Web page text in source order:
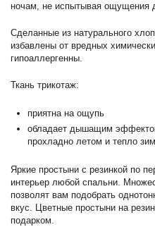
ночам, не испытывая ощущения
Сделанные из натурального
избавлены от вредных
гипоаллергенны.
Ткань трикотаж:
приятна на ощупь
обладает дышащим
прохладно летом и тепло
Яркие простыни с резинкой по
интерьер любой спальни.
позволят вам подобрать
вкус. Цветные простыни на
подарком.